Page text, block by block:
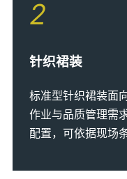
2
针织裙装
标准型针织裙装面
作业与品质管理需
配置，可依据现场